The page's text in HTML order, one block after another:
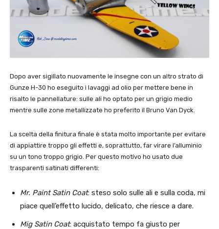
Dopo aver sigillato nuovamente le insegne con un altro strato di
Gunze H-30 ho eseguito i lavaggi ad olio per mettere bene in
risalto le pannellature: sulle ali ho optato per un grigio medio
mentre sulle zone metallizzate ho preferito il Bruno Van Dyck.
La scelta della finitura finale è stata molto importante per evitare
di appiattire troppo gli effetti e, soprattutto, far virare l’alluminio
su un tono troppo grigio. Per questo motivo ho usato due
trasparenti satinati differenti:
Mr. Paint Satin Coat: steso solo sulle ali e sulla coda, mi
piace quell’effetto lucido, delicato, che riesce a dare.
Mig Satin Coat: acquistato tempo fa giusto per